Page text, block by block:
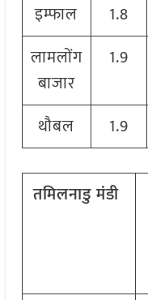
इम्फाल
1.8
लामलोंग
बाजार
1.9
थौबल 1.9
तमिलनाडु मंडी